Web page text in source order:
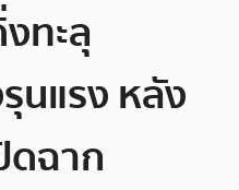
ทะลุ
นแรง หลัง
ดฉาก